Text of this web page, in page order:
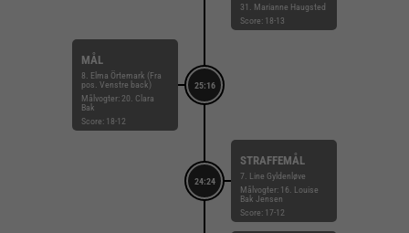
31. Marianne Haugsted
Score: 18-13
25:16
MÅL
8. Elma Örtemark (Fra
pos. Venstre back)
Målvogter: 20. Clara
Bak
Score: 18-12
24:24
STRAFFEMÅL
7. Line Gyldenløve
Målvogter: 16. Louise
Bak Jensen
Score: 17-12